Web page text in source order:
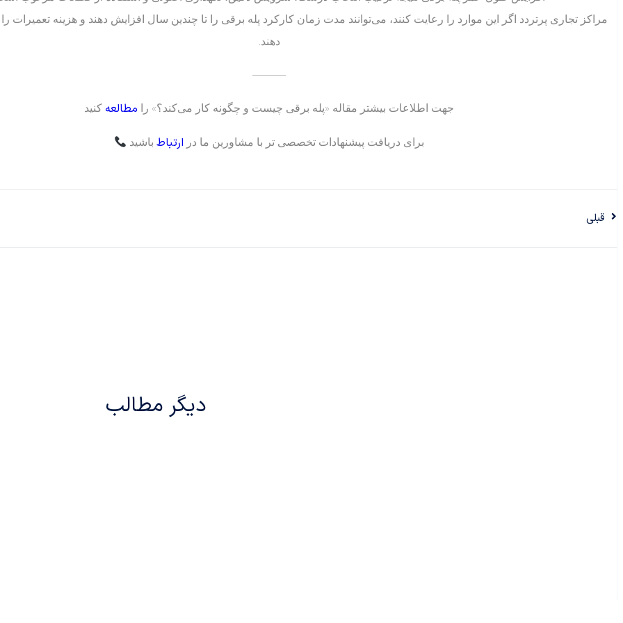
مراکز تجاری پرتردد اگر این موارد را رعایت کنند، می‌توانند مدت زمان کارکرد پله برقی را تا چندین سال افزایش دهند و هزینه
دهند.
———
جهت اطلاعات بیشتر مقاله «پله برقی چیست و چگونه کار می‌کند؟» را مطالعه کنید
برای دریافت پیشنهادات تخصصی تر با مشاورین ما در ارتباطباشید
قبلی
دیگر مطالب